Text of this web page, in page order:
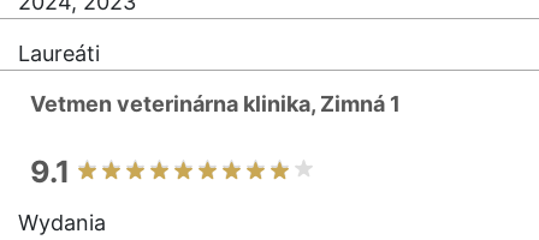
Laureáti
Vetmen veterinárna klinika, Zimná 1
9.1
Wydania